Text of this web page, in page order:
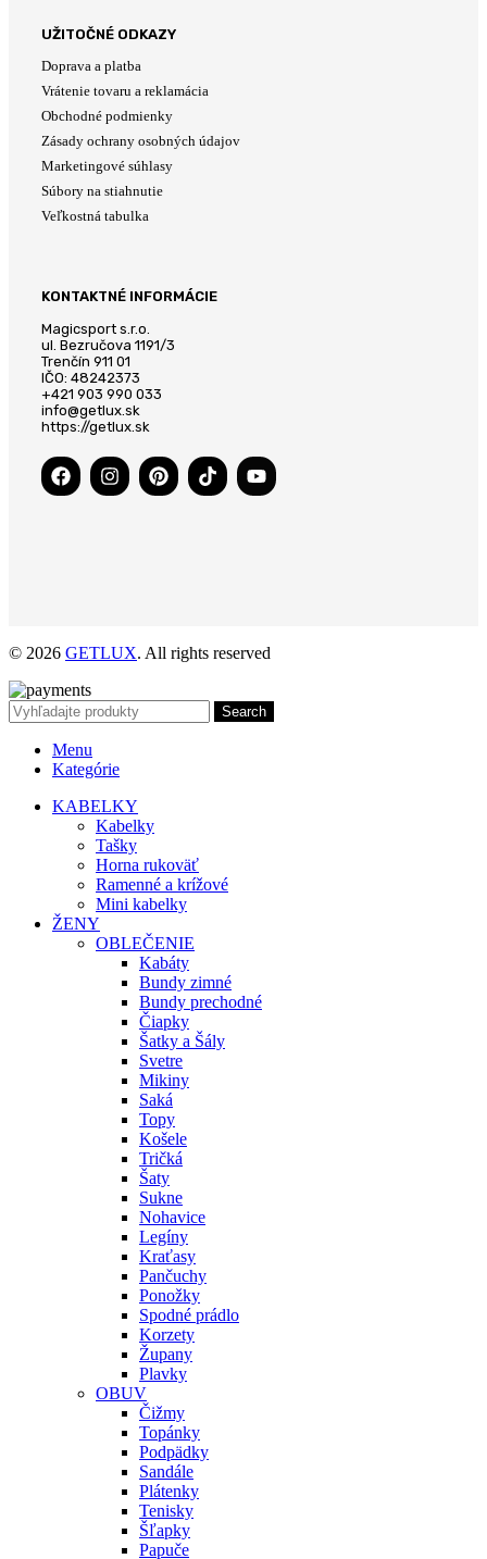
UŽITOČNÉ ODKAZY
Doprava a platba
Vrátenie tovaru a reklamácia
Obchodné podmienky
Zásady ochrany osobných údajov
Marketingové súhlasy
Súbory na stiahnutie
Veľkostná tabulka
KONTAKTNÉ INFORMÁCIE
Magicsport s.r.o.
ul. Bezručova 1191/3
Trenčín 911 01
IČO: 48242373
+421 903 990 033
info@getlux.sk
https://getlux.sk
© 2026 GETLUX. All rights reserved
Search
Menu
Kategórie
KABELKY
Kabelky
Tašky
Horna rukoväť
Ramenné a krížové
Mini kabelky
ŽENY
OBLEČENIE
Kabáty
Bundy zimné
Bundy prechodné
Čiapky
Šatky a Šály
Svetre
Mikiny
Saká
Topy
Košele
Tričká
Šaty
Sukne
Nohavice
Legíny
Kraťasy
Pančuchy
Ponožky
Spodné prádlo
Korzety
Župany
Plavky
OBUV
Čižmy
Topánky
Podpädky
Sandále
Plátenky
Tenisky
Šľapky
Papuče